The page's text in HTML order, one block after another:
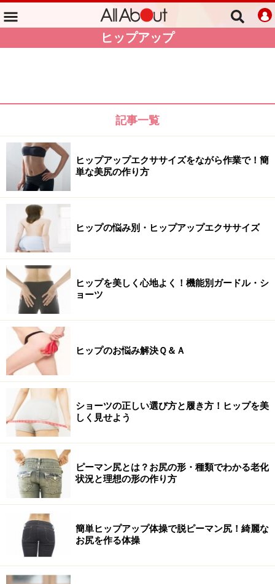
ヒップアップ
記事一覧
ヒップアップエクササイズをながら作業で！簡
単な美尻の作り方
ヒップの悩み別・ヒップアップエクササイズ
ヒップを美しく心地よく！機能別ガードル・シ
ョーツ
ヒップのお悩み解決Ｑ＆Ａ
ショーツの正しい選び方と履き方！ヒップを美
しく見せよう
ピーマン尻とは？お尻の形・種類でわかる老化
状況と理想の形の作り方
簡単ヒップアップ体操で脱ピーマン尻！綺麗な
お尻を作る体操